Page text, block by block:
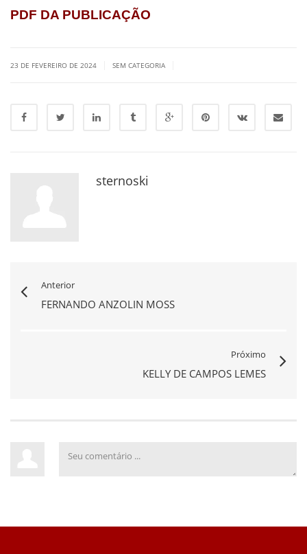
PDF DA PUBLICAÇÃO
23 DE FEVEREIRO DE 2024 SEM CATEGORIA
sternoski
Anterior
FERNANDO ANZOLIN MOSS
Próximo
KELLY DE CAMPOS LEMES